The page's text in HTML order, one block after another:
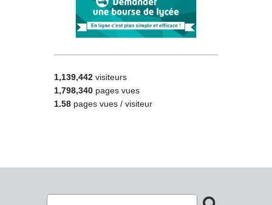
1,139,442 visiteurs
1,798,340 pages vues
1.58 pages vues / visiteur